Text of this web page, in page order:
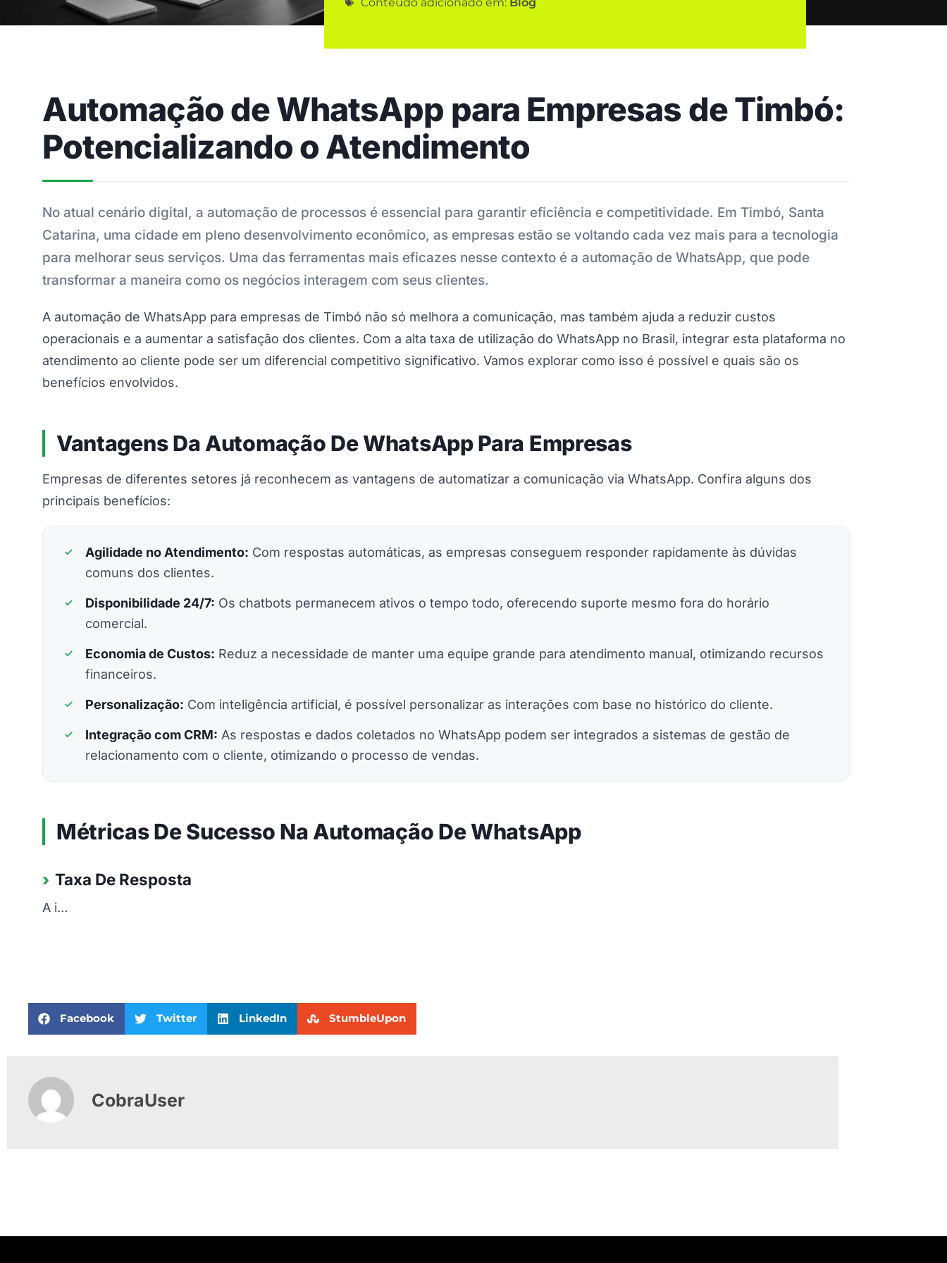
Automação de WhatsApp para Empresas de Timbó:
Potencializando o Atendimento
No atual cenário digital, a automação de processos é essencial para garantir eficiência e competitividade. Em Timbó, Santa
Catarina, uma cidade em pleno desenvolvimento econômico, as empresas estão se voltando cada vez mais para a tecnologia
para melhorar seus serviços. Uma das ferramentas mais eficazes nesse contexto é a automação de WhatsApp, que pode
transformar a maneira como os negócios interagem com seus clientes.
A automação de WhatsApp para empresas de Timbó não só melhora a comunicação, mas também ajuda a reduzir custos
operacionais e a aumentar a satisfação dos clientes. Com a alta taxa de utilização do WhatsApp no Brasil, integrar esta plataforma no
atendimento ao cliente pode ser um diferencial competitivo significativo. Vamos explorar como isso é possível e quais são os
benefícios envolvidos.
Vantagens Da Automação De WhatsApp Para Empresas
Empresas de diferentes setores já reconhecem as vantagens de automatizar a comunicação via WhatsApp. Confira alguns dos
principais benefícios:
Agilidade no Atendimento: Com respostas automáticas, as empresas conseguem responder rapidamente às dúvidas
comuns dos clientes.
Disponibilidade 24/7: Os chatbots permanecem ativos o tempo todo, oferecendo suporte mesmo fora do horário
comercial.
Economia de Custos: Reduz a necessidade de manter uma equipe grande para atendimento manual, otimizando recursos
financeiros.
Personalização: Com inteligência artificial, é possível personalizar as interações com base no histórico do cliente.
Integração com CRM: As respostas e dados coletados no WhatsApp podem ser integrados a sistemas de gestão de
relacionamento com o cliente, otimizando o processo de vendas.
Métricas De Sucesso Na Automação De WhatsApp
Taxa De Resposta
A i…
Facebook Twitter LinkedIn StumbleUpon
CobraUser